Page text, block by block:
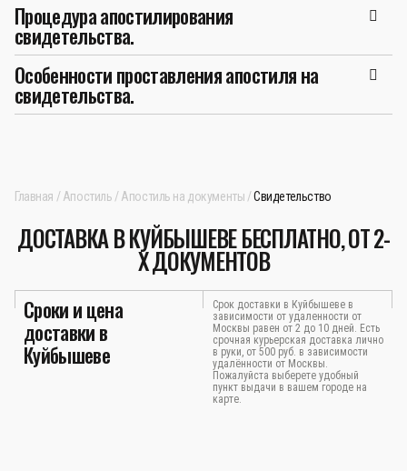
Процедура апостилирования
свидетельства.
Особенности проставления апостиля на
свидетельства.
Главная Апостиль Апостиль на документы Свидетельство
ДОСТАВКА В КУЙБЫШЕВЕ БЕСПЛАТНО, ОТ 2-
Х ДОКУМЕНТОВ
Сроки и цена
доставки в
Куйбышеве
Срок доставки в Куйбышеве в
зависимости от удаленности от
Москвы равен от 2 до 10 дней. Есть
срочная курьерская доставка лично
в руки, от 500 руб. в зависимости
удалённости от Москвы.
Пожалуйста выберете удобный
пункт выдачи в вашем городе на
карте.